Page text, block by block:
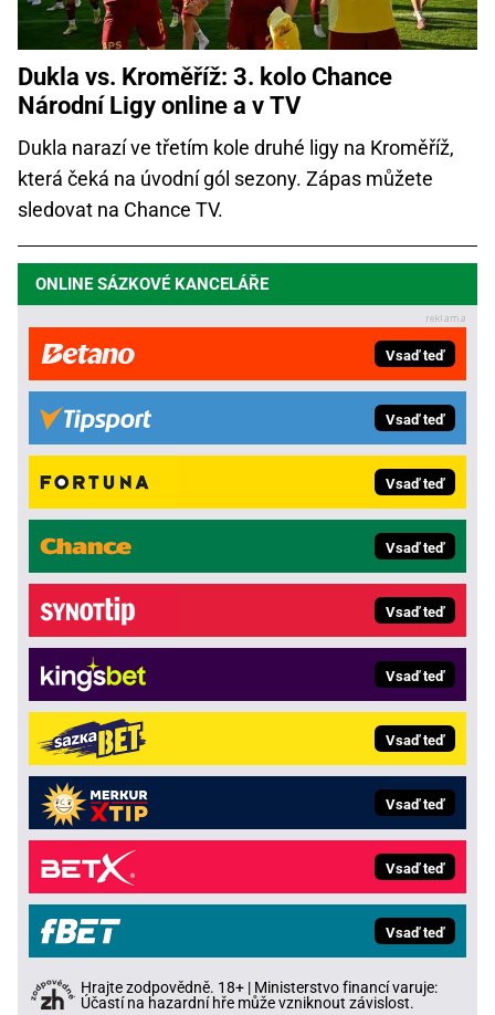
Dukla vs. Kroměříž: 3. kolo Chance
Národní Ligy online a v TV
Dukla narazí ve třetím kole druhé ligy na Kroměříž,
která čeká na úvodní gól sezony. Zápas můžete
sledovat na Chance TV.
ONLINE SÁZKOVÉ KANCELÁŘE
Vsaď teď
Vsaď teď
Vsaď teď
Vsaď teď
Vsaď teď
Vsaď teď
Vsaď teď
Vsaď teď
Vsaď teď
Vsaď teď
Hrajte zodpovědně. 18+ | Ministerstvo financí varuje:
Účastí na hazardní hře může vzniknout závislost.